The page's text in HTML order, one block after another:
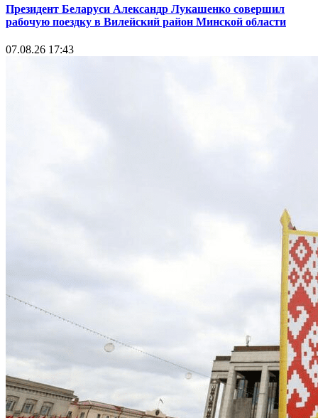
Президент Беларуси Александр Лукашенко совершил
рабочую поездку в Вилейский район Минской области
07.08.26 17:43